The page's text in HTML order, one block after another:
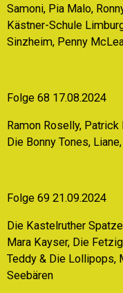
Samoni, Pia Malo,
Kästner-Schule
Sinzheim, Penny
Folge 68 17.08.2024
Ramon Roselly, Patrick
Die Bonny Tones,
Folge 69 21.09.2024
Die Kastelruther
Mara Kayser, Die
Teddy & Die Lollipops,
Seebären